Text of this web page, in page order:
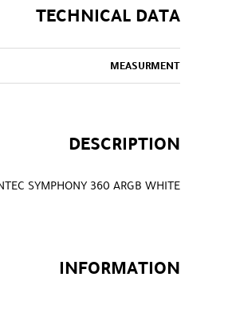
TECHNICAL DATA
MEASURMENT
DESCRIPTION
SYMPHONY 360 ARGB WHITE
INFORMATION